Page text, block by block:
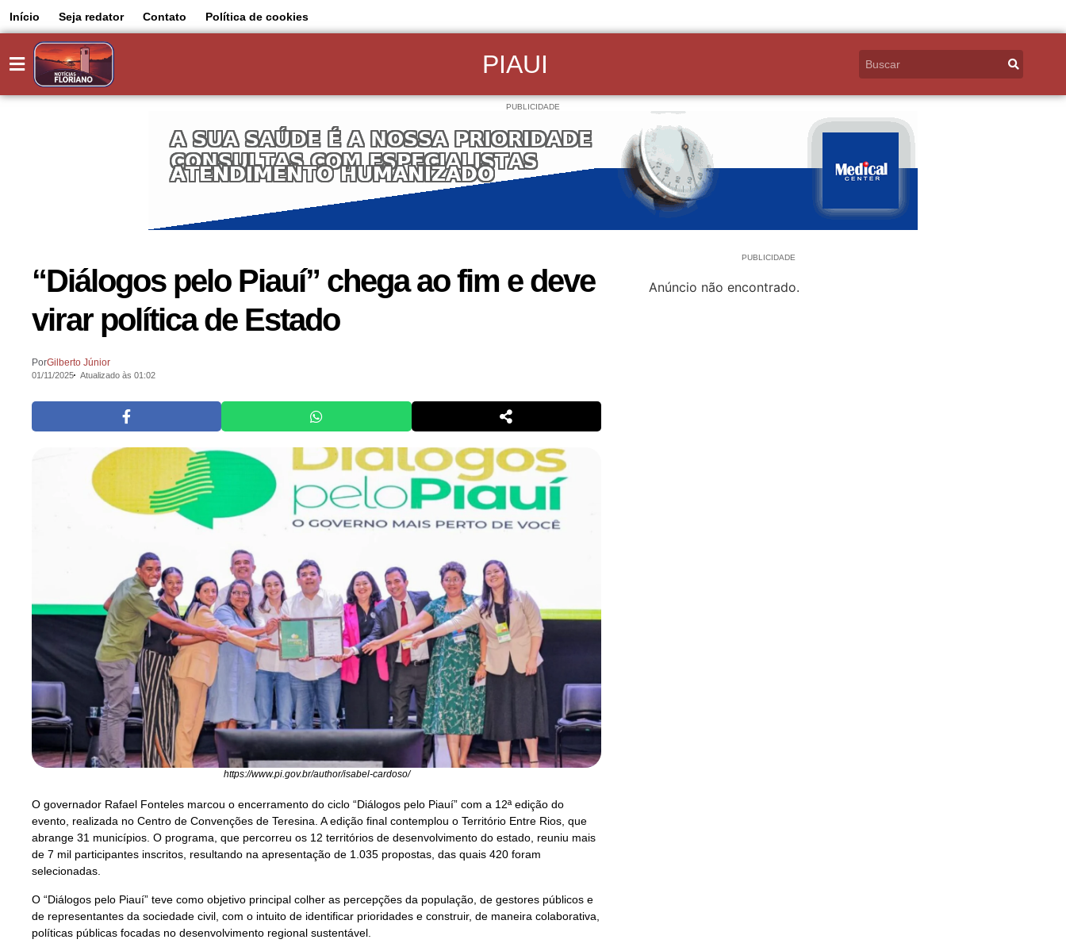
Início Seja redator Contato Política de cookies
PIAUI
PUBLICIDADE
“Diálogos pelo Piauí” chega ao fim e deve
virar política de Estado
PorGilberto Júnior
01/11/2025 Atualizado às 01:02
https://www.pi.gov.br/author/isabel-cardoso/
O governador Rafael Fonteles marcou o encerramento do ciclo “Diálogos pelo Piauí” com a 12ª edição do
evento, realizada no Centro de Convenções de Teresina. A edição final contemplou o Território Entre Rios, que
abrange 31 municípios. O programa, que percorreu os 12 territórios de desenvolvimento do estado, reuniu mais
de 7 mil participantes inscritos, resultando na apresentação de 1.035 propostas, das quais 420 foram
selecionadas.
O “Diálogos pelo Piauí” teve como objetivo principal colher as percepções da população, de gestores públicos e
de representantes da sociedade civil, com o intuito de identificar prioridades e construir, de maneira colaborativa,
políticas públicas focadas no desenvolvimento regional sustentável.
PUBLICIDADE
Anúncio não encontrado.